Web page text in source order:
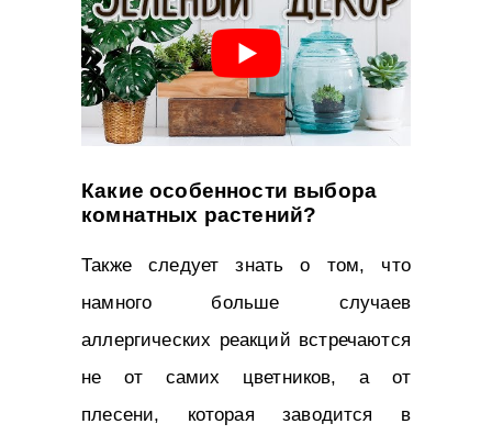
Какие особенности выбора
комнатных растений?
Также следует знать о том, что
намного больше случаев
аллергических реакций встречаются
не от самих цветников, а от
плесени, которая заводится в